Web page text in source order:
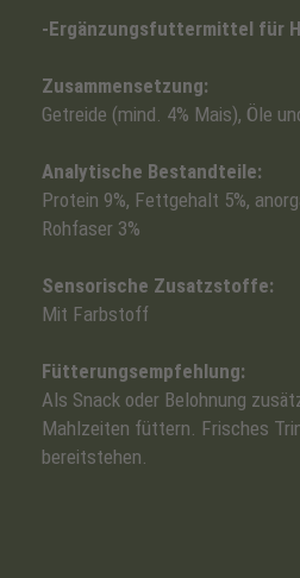
-Ergänzungsfuttermittel für
Zusammensetzung:
Getreide (mind. 4% Mais), Öle
Analytische Bestandteile:
Protein 9%, Fettgehalt 5%,
Rohfaser 3%
Sensorische Zusatzstoffe:
Mit Farbstoff
Fütterungsempfehlung:
Als Snack oder Belohnung
Mahlzeiten füttern. Frisches
bereitstehen.